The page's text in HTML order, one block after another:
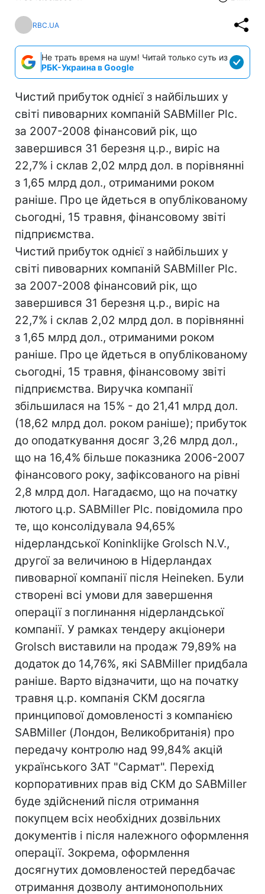
RBC.UA
Не трать время на шум! Читай только суть из
РБК-Украина в Google
Чистий прибуток однієї з найбільших у
світі пивоварних компаній SABMiller Plc.
за 2007-2008 фінансовий рік, що
завершився 31 березня ц.р., виріс на
22,7% і склав 2,02 млрд дол. в порівнянні
з 1,65 млрд дол., отриманими роком
раніше. Про це йдеться в опублікованому
сьогодні, 15 травня, фінансовому звіті
підприємства.
Чистий прибуток однієї з найбільших у
світі пивоварних компаній SABMiller Plc.
за 2007-2008 фінансовий рік, що
завершився 31 березня ц.р., виріс на
22,7% і склав 2,02 млрд дол. в порівнянні
з 1,65 млрд дол., отриманими роком
раніше. Про це йдеться в опублікованому
сьогодні, 15 травня, фінансовому звіті
підприємства. Виручка компанії
збільшилася на 15% - до 21,41 млрд дол.
(18,62 млрд дол. роком раніше); прибуток
до оподаткування досяг 3,26 млрд дол.,
що на 16,4% більше показника 2006-2007
фінансового року, зафіксованого на рівні
2,8 млрд дол. Нагадаємо, що на початку
лютого ц.р. SABMiller Plc. повідомила про
те, що консолідувала 94,65%
нідерландської Koninklijke Grolsch N.V.,
другої за величиною в Нідерландах
пивоварної компанії після Heineken. Були
створені всі умови для завершення
операції з поглинання нідерландської
компанії. У рамках тендеру акціонери
Grolsch виставили на продаж 79,89% на
додаток до 14,76%, які SABMiller придбала
раніше. Варто відзначити, що на початку
травня ц.р. компанія СКМ досягла
принципової домовленості з компанією
SABMiller (Лондон, Великобританія) про
передачу контролю над 99,84% акцій
українського ЗАТ "Сармат". Перехід
корпоративних прав від СКМ до SABMiller
буде здійснений після отримання
покупцем всіх необхідних дозвільних
документів і після належного оформлення
операції. Зокрема, оформлення
досягнутих домовленостей передбачає
отримання дозволу антимонопольних